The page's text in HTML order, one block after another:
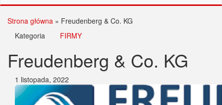
Strona główna » Freudenberg & Co. KG
Kategoria
FIRMY
Freudenberg & Co. KG
1 listopada, 2022